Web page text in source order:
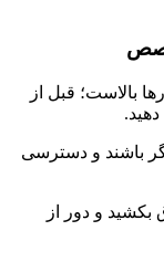
بالاست؛ قبل از
باشند و دسترسی
بکشید و دور از